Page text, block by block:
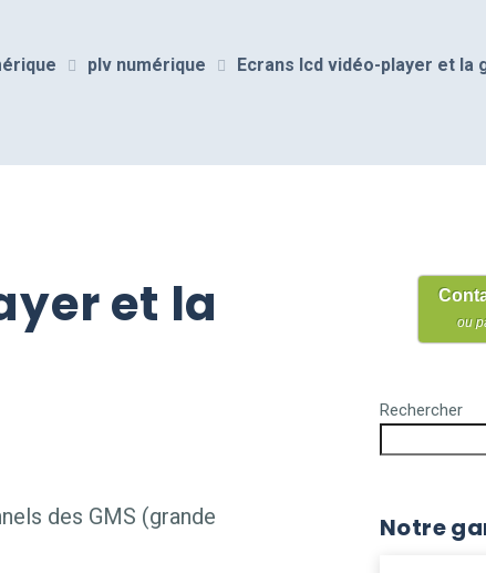
plv numérique Ecrans lcd vidéo-player et la
et la
des GMS (grande
ou
Rechercher
Notre